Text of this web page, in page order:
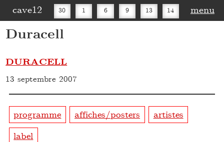
cave12 30 1 6 9 13 14
16
menu
Duracell
DURACELL
13 septembre 2007
programme affiches/posters
artistes
label